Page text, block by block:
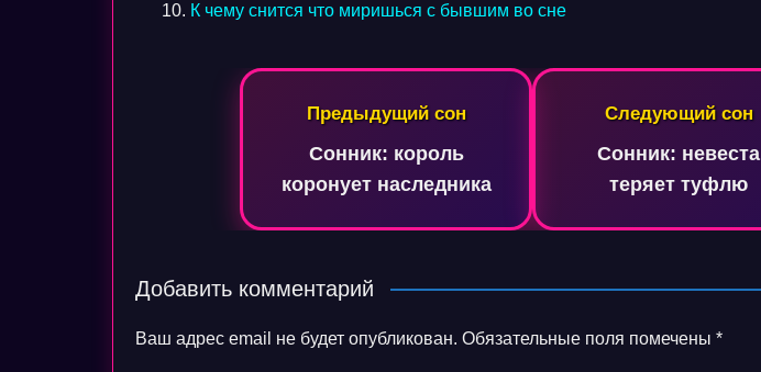
К чему снится что миришься с бывшим во сне
Навигация
Предыдущий сон
Сонник: король
коронует наследника
Следующий сон
Сонник: невеста
теряет туфлю
Добавить комментарий
Ваш адрес email не будет опубликован. Обязательные поля помечены *